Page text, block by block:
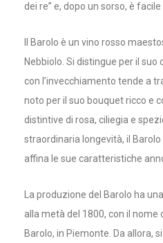
dei re” e, dopo un sorso, è facile
Il Barolo è un vino rosso
Nebbiolo. Si distingue per il
con l’invecchiamento tende a
noto per il suo bouquet ricco e
distintive di rosa, ciliegia e
straordinaria longevità, il
affina le sue caratteristiche
La produzione del Barolo ha
alla metà del 1800, con il nome
Barolo, in Piemonte. Da allora,